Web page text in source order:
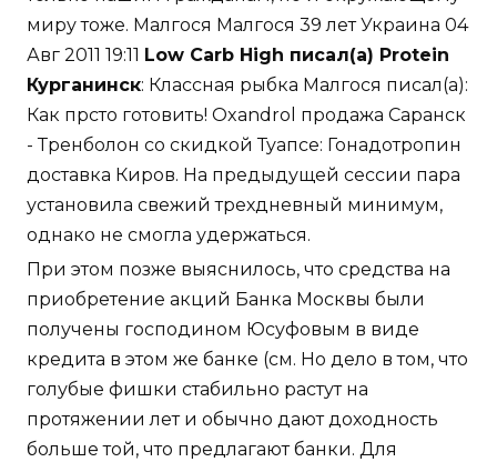
миру тоже. Малгося Малгося 39 лет Украина 04
Авг 2011 19:11 Low Carb High писал(а) Protein
Курганинск: Классная рыбка Малгося писал(а):
Как прсто готовить! Oxandrol продажа Саранск
- Тренболон со скидкой Туапсе: Гонадотропин
доставка Киров. На предыдущей сессии пара
установила свежий трехдневный минимум,
однако не смогла удержаться.
При этом позже выяснилось, что средства на
приобретение акций Банка Москвы были
получены господином Юсуфовым в виде
кредита в этом же банке (см. Но дело в том, что
голубые фишки стабильно растут на
протяжении лет и обычно дают доходность
больше той, что предлагают банки. Для